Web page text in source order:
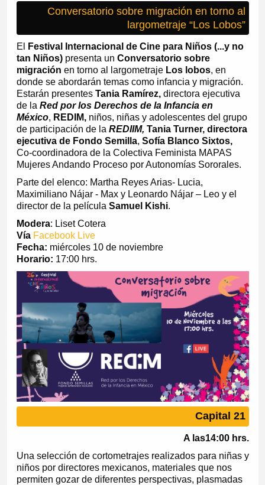
Conversatorio sobre migración en torno al
largometraje “Los Lobos”
El
Festival Internacional de Cine para Niños (...y no
tan Niños)presenta un Conversatorio sobre
migración en torno al largometraje Los lobos, en
donde se abordarán temas como infancia y migración.
Estarán presentes Tania Ramírez, directora ejecutiva
de la Red por los Derechos de la Infancia en
México, REDIM, niños, niñas y adolescentes del grupo
de participación de la REDIIM, Tania Turner, directora
ejecutiva de Fondo Semilla, Sofía Blanco Sixtos,
Co-coordinadora de la Colectiva Feminista MAPAS
Mujeres Andando Proceso por Autonomías Sororales.
Parte del elenco: Martha Reyes Arias- Lucia,
Maximiliano Nájar - Max y Leonardo Nájar – Leo y el
director de la película Samuel Kishi.
Modera: Liset Cotera
Vía Facebook Live
Fecha: miércoles 10 de noviembre
Horario: 17:00 hrs.
Capital 21
A las14:00 hrs.
Una selección de cortometrajes realizados para niñas y
niños por directores mexicanos, materiales que nos
permiten gozar de diferentes perspectivas, plasmadas